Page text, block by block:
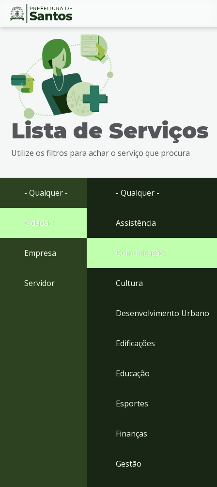
Ir
busca
Ir
rodapé
Conteúdo
Lista de Serviços
Utilize os filtros para achar o serviço que procura
- Qualquer -
Cidadão
Empresa
Servidor
- Qualquer -
Assistência
Comunicação
Cultura
Desenvolvimento Urbano
Edificações
Educação
Esportes
Finanças
Gestão